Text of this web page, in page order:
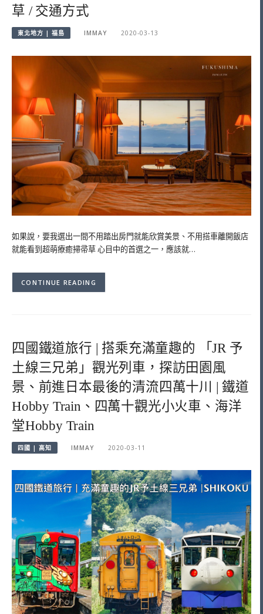
草 / 交通方式
東北地方 | 福島 IMMAY 2020-03-13
如果說，要我選出一間不用踏出房門就能欣賞美景、不用搭車離開飯店
就能看到超萌療癒掃帚草 心目中的首選之一，應該就…
CONTINUE READING
四國鐵道旅行 | 搭乘充滿童趣的 「JR 予
土線三兄弟」觀光列車，探訪田園風
景、前進日本最後的清流四萬十川 | 鐵道
Hobby Train、四萬十觀光小火車、海洋
堂Hobby Train
四國 | 高知 IMMAY 2020-03-11